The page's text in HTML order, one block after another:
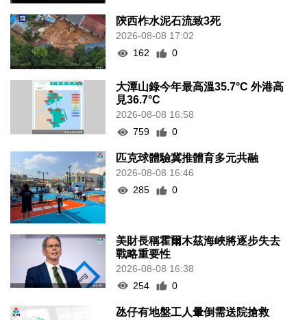
陝西柞水泥石流致3死
2026-08-08 17:02
162
0
大潭山錄今年最高溫35.7°C 外港高
見36.7°C
2026-08-08 16:58
759
0
匹克球體驗冀推體育多元共融
2026-08-08 16:46
285
0
美財長稱霍爾木茲海峽將逐步失去
戰略重要性
2026-08-08 16:38
254
0
氹仔有地盤工人暈倒需送院搶救